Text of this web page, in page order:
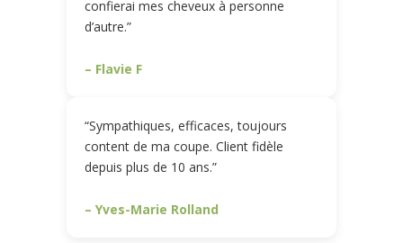
confierai mes cheveux à personne
d’autre.”
– Flavie F
“Sympathiques, efficaces, toujours
content de ma coupe. Client fidèle
depuis plus de 10 ans.”
– Yves-Marie Rolland